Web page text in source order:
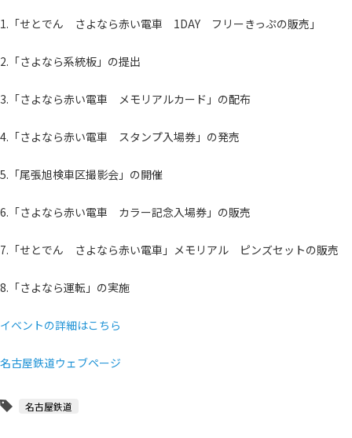
1.「せとでん さよなら赤い電車 1DAY フリーきっぷの販売」
2.「さよなら系統板」の提出
3.「さよなら赤い電車 メモリアルカード」の配布
4.「さよなら赤い電車 スタンプ入場券」の発売
5.「尾張旭検車区撮影会」の開催
6.「さよなら赤い電車 カラー記念入場券」の販売
7.「せとでん さよなら赤い電車」メモリアル ピンズセットの販売
8.「さよなら運転」の実施
イベントの詳細はこちら
名古屋鉄道ウェブページ
名古屋鉄道